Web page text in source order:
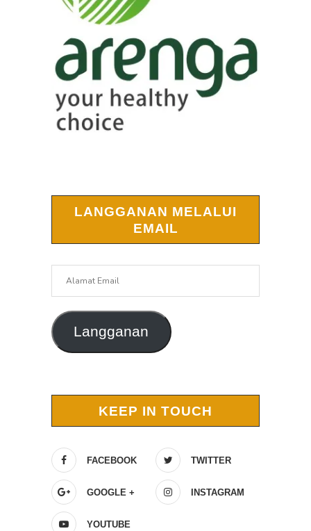
LANGGANAN MELALUI
EMAIL
Langganan
KEEP IN TOUCH
FACEBOOK TWITTER
GOOGLE + INSTAGRAM
YOUTUBE